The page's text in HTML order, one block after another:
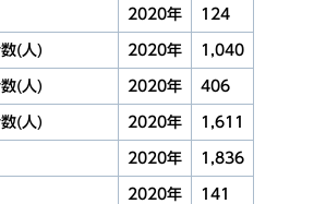
2020年 124
(人) 2020年 1,040
(人) 2020年 406
(人) 2020年 1,611
2020年 1,836
2020年 141